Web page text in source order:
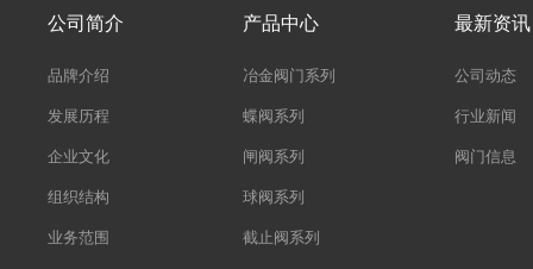
公司简介
品牌介绍
发展历程
企业文化
组织结构
业务范围
产品中心
冶金阀门系列
蝶阀系列
闸阀系列
球阀系列
截止阀系列
最新资讯
公司动态
行业新闻
阀门信息